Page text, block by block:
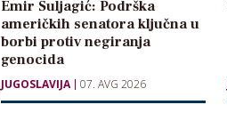
Emir Suljagić: Podrška
američkih senatora ključna u
borbi protiv negiranja
genocida
JUGOSLAVIJA 07. AVG 2026